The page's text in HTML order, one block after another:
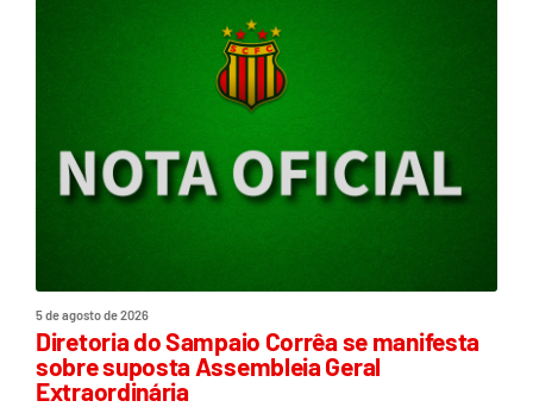
5 de agosto de 2026
Diretoria do Sampaio Corrêa se manifesta
sobre suposta Assembleia Geral
Extraordinária